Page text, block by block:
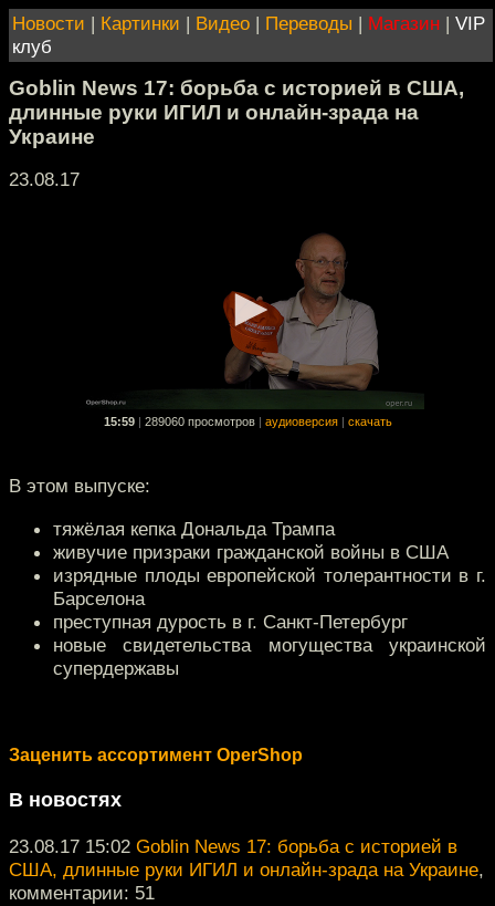
Новости | Картинки | Видео | Переводы | Магазин | VIP
клуб
Goblin News 17: борьба с историей в США,
длинные руки ИГИЛ и онлайн-зрада на
Украине
23.08.17
15:59 289060 просмотров аудиоверсия скачать
В этом выпуске:
тяжёлая кепка Дональда Трампа
живучие призраки гражданской войны в США
изрядные плоды европейской толерантности в г.
Барселона
преступная дурость в г. Санкт-Петербург
новые свидетельства могущества украинской
супердержавы
Заценить ассортимент OperShop
В новостях
23.08.17 15:02 Goblin News 17: борьба с историей в
США, длинные руки ИГИЛ и онлайн-зрада на Украине,
комментарии: 51